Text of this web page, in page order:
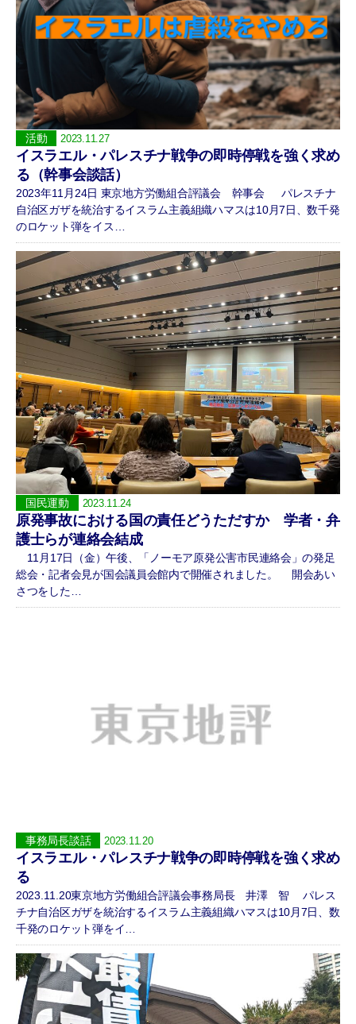
活動 2023.11.27
イスラエル・パレスチナ戦争の即時停戦を強く求め
る（幹事会談話）
2023年11月24日 東京地方労働組合評議会 幹事会 パレスチナ
自治区ガザを統治するイスラム主義組織ハマスは10月7日、数千発
のロケット弾をイス…
国民運動 2023.11.24
原発事故における国の責任どうただすか 学者・弁
護士らが連絡会結成
11月17日（金）午後、「ノーモア原発公害市民連絡会」の発足
総会・記者会見が国会議員会館内で開催されました。 開会あい
さつをした…
事務局長談話 2023.11.20
イスラエル・パレスチナ戦争の即時停戦を強く求め
る
2023.11.20東京地方労働組合評議会事務局長 井澤 智 パレス
チナ自治区ガザを統治するイスラム主義組織ハマスは10月7日、数
千発のロケット弾をイ…